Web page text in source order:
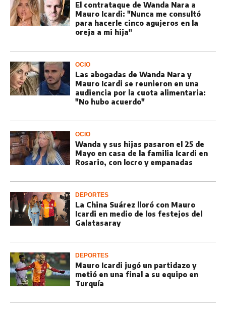
El contrataque de Wanda Nara a
Mauro Icardi: "Nunca me consultó
para hacerle cinco agujeros en la
oreja a mi hija"
OCIO
Las abogadas de Wanda Nara y
Mauro Icardi se reunieron en una
audiencia por la cuota alimentaria:
"No hubo acuerdo"
OCIO
Wanda y sus hijas pasaron el 25 de
Mayo en casa de la familia Icardi en
Rosario, con locro y empanadas
DEPORTES
La China Suárez lloró con Mauro
Icardi en medio de los festejos del
Galatasaray
DEPORTES
Mauro Icardi jugó un partidazo y
metió en una final a su equipo en
Turquía